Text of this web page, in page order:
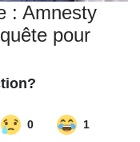
: Amnesty
pour